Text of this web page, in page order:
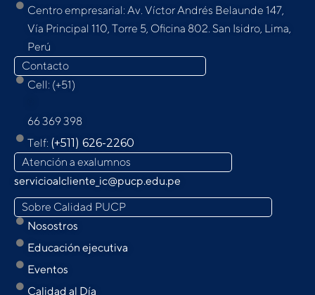
Centro empresarial: Av. Víctor Andrés Belaunde 147,
Vía Principal 110, Torre 5, Oﬁcina 802. San Isidro, Lima,
Perú
Contacto
Cell: (+51)
66 369 398
Telf: (+511) 626-2260
Atención a exalumnos
servicioalcliente_ic@pucp.edu.pe
Sobre Calidad PUCP
Nosostros
Educación ejecutiva
Eventos
Calidad al Día